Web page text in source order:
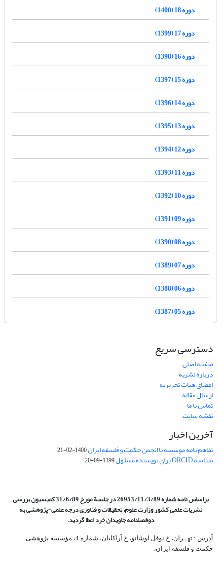
دوره 18 (1400)
دوره 17 (1399)
دوره 16 (1398)
دوره 15 (1397)
دوره 14 (1396)
دوره 13 (1395)
دوره 12 (1394)
دوره 11 (1393)
دوره 10 (1392)
دوره 09 (1391)
دوره 08 (1390)
دوره 07 (1389)
دوره 06 (1388)
دوره 05 (1387)
دسترسی سریع
صفحه اصلی
درباره نشریه
اعضای هیات تحریریه
ارسال مقاله
تماس با ما
نقشه سایت
آخرین اخبار
تفاهم نامه موسسه با انجمن حکمت و فلسفه ایران1400-02-21
شناسه ORCID برای نویسنده مسئول 1399-09-20
براساس نامه شماره 26953/11/3/89 در جلسة مورخ 31/6/89 کمیسیون
بررسی
نشریات علمی کشور وزارت علوم، تحقیقات و فناوری درجه علمی‌-پژوهشیبه
دوفصلنامه جاویدان خرد اعطا گردید.
آدرس : تهــران، خ نوفل لوشاتو، خ آراکلیان، شماره 4،‌ مؤسسه پژوهشی
حکمت و فلسفه ایران،‌